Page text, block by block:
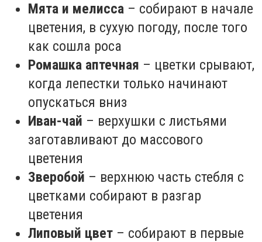
Мята и мелисса – собирают в начале
цветения, в сухую погоду, после того
как сошла роса
Ромашка аптечная – цветки срывают,
когда лепестки только начинают
опускаться вниз
Иван-чай – верхушки с листьями
заготавливают до массового
цветения
Зверобой – верхнюю часть стебля с
цветками собирают в разгар
цветения
Липовый цвет – собирают в первые